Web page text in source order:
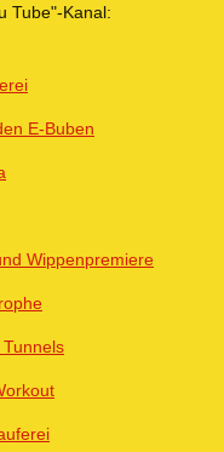
Tube"-Kanal:
E-Buben
Wippenpremiere